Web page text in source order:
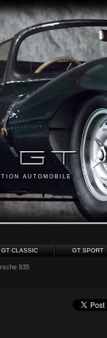
AUTOMOBILE
GT CLASSIC GT SPORT
935